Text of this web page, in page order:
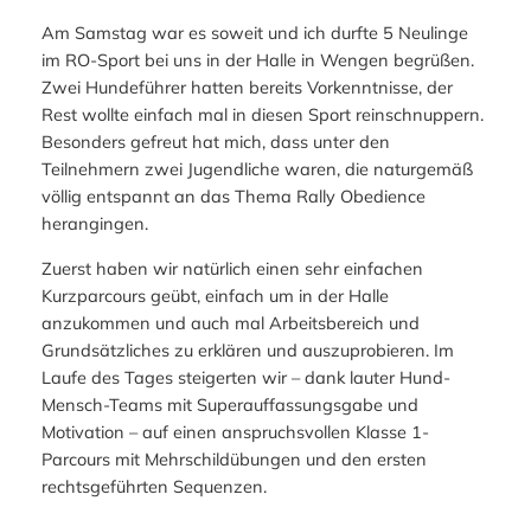
Am Samstag war es soweit und ich durfte 5 Neulinge
im RO-Sport bei uns in der Halle in Wengen begrüßen.
Zwei Hundeführer hatten bereits Vorkenntnisse, der
Rest wollte einfach mal in diesen Sport reinschnuppern.
Besonders gefreut hat mich, dass unter den
Teilnehmern zwei Jugendliche waren, die naturgemäß
völlig entspannt an das Thema Rally Obedience
herangingen.
Zuerst haben wir natürlich einen sehr einfachen
Kurzparcours geübt, einfach um in der Halle
anzukommen und auch mal Arbeitsbereich und
Grundsätzliches zu erklären und auszuprobieren. Im
Laufe des Tages steigerten wir – dank lauter Hund-
Mensch-Teams mit Superauffassungsgabe und
Motivation – auf einen anspruchsvollen Klasse 1-
Parcours mit Mehrschildübungen und den ersten
rechtsgeführten Sequenzen.